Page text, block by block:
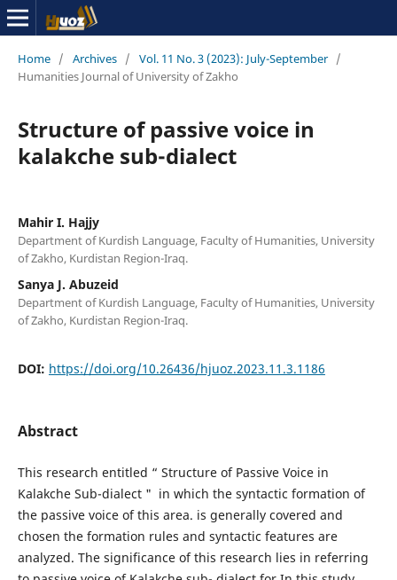
Home / Archives / Vol. 11 No. 3 (2023): July-September /
Humanities Journal of University of Zakho
Structure of passive voice in
kalakche sub-dialect
Mahir I. Hajjy
Department of Kurdish Language, Faculty of Humanities, University
of Zakho, Kurdistan Region-Iraq.
Sanya J. Abuzeid
Department of Kurdish Language, Faculty of Humanities, University
of Zakho, Kurdistan Region-Iraq.
DOI: https://doi.org/10.26436/hjuoz.2023.11.3.1186
Abstract
This research entitled “ Structure of Passive Voice in
Kalakche Sub-dialect " in which the syntactic formation of
the passive voice of this area. is generally covered and
chosen the formation rules and syntactic features are
analyzed. The significance of this research lies in referring